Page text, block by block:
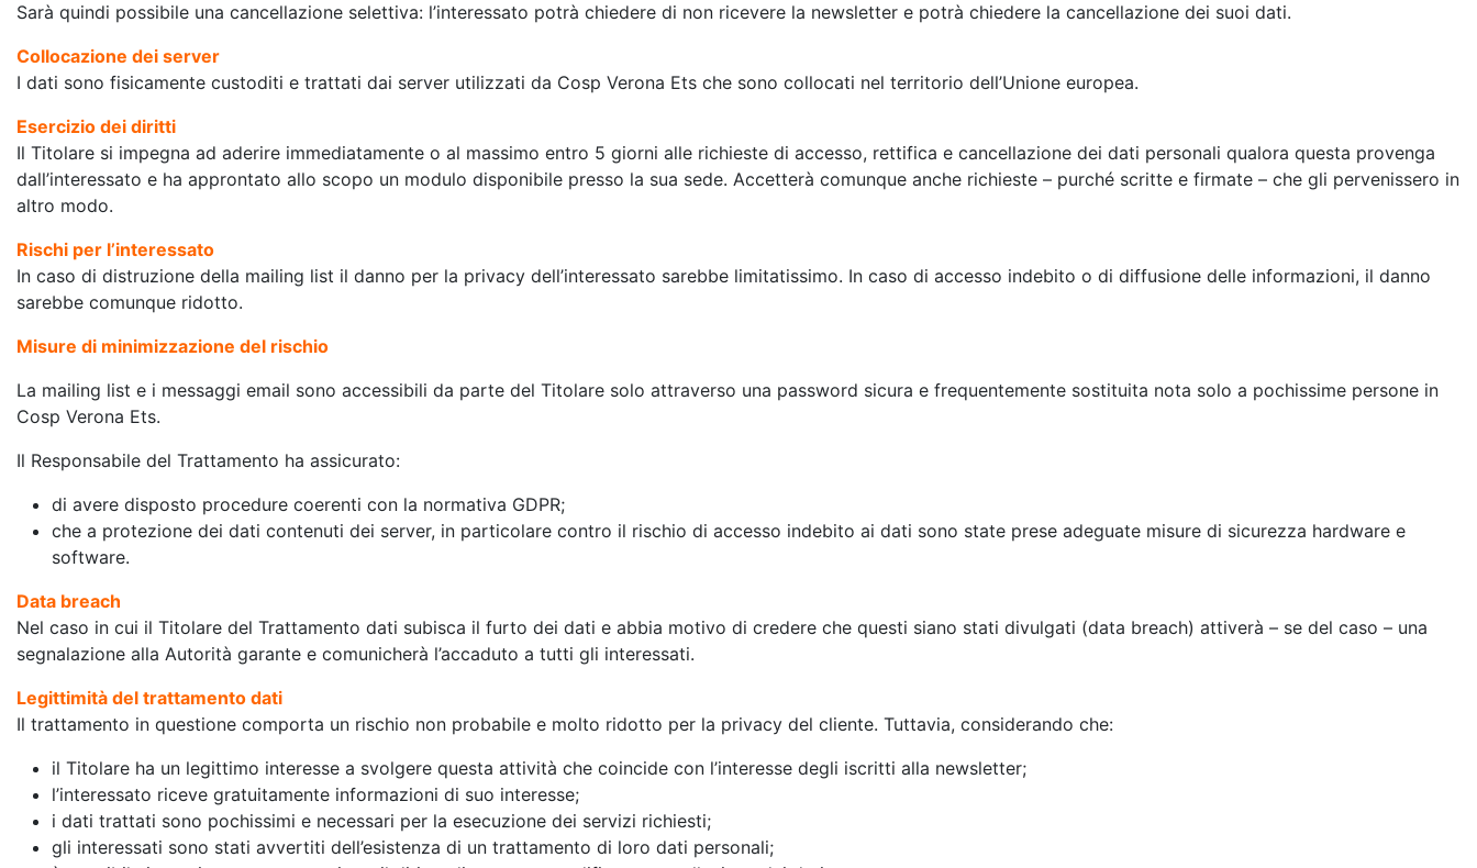
Sarà quindi possibile una cancellazione selettiva: l’interessato potrà chiedere di non ricevere la newsletter e potrà chiedere la cancellazione dei suoi dati.
Collocazione dei server
I dati sono fisicamente custoditi e trattati dai server utilizzati da Cosp Verona Ets che sono collocati nel territorio dell’Unione europea.
Esercizio dei diritti
Il Titolare si impegna ad aderire immediatamente o al massimo entro 5 giorni alle richieste di accesso, rettifica e cancellazione dei dati personali qualora questa provenga
dall’interessato e ha approntato allo scopo un modulo disponibile presso la sua sede. Accetterà comunque anche richieste – purché scritte e firmate – che gli pervenissero in
altro modo.
Rischi per l’interessato
In caso di distruzione della mailing list il danno per la privacy dell’interessato sarebbe limitatissimo. In caso di accesso indebito o di diffusione delle informazioni, il danno
sarebbe comunque ridotto.
Misure di minimizzazione del rischio
La mailing list e i messaggi email sono accessibili da parte del Titolare solo attraverso una password sicura e frequentemente sostituita nota solo a pochissime persone in
Cosp Verona Ets.
Il Responsabile del Trattamento ha assicurato:
di avere disposto procedure coerenti con la normativa GDPR;
che a protezione dei dati contenuti dei server, in particolare contro il rischio di accesso indebito ai dati sono state prese adeguate misure di sicurezza hardware e
software.
Data breach
Nel caso in cui il Titolare del Trattamento dati subisca il furto dei dati e abbia motivo di credere che questi siano stati divulgati (data breach) attiverà – se del caso – una
segnalazione alla Autorità garante e comunicherà l’accaduto a tutti gli interessati.
Legittimità del trattamento dati
Il trattamento in questione comporta un rischio non probabile e molto ridotto per la privacy del cliente. Tuttavia, considerando che:
il Titolare ha un legittimo interesse a svolgere questa attività che coincide con l’interesse degli iscritti alla newsletter;
l’interessato riceve gratuitamente informazioni di suo interesse;
i dati trattati sono pochissimi e necessari per la esecuzione dei servizi richiesti;
gli interessati sono stati avvertiti dell’esistenza di un trattamento di loro dati personali;